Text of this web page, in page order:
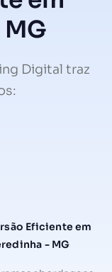
Digital traz
Eficiente em
- MG